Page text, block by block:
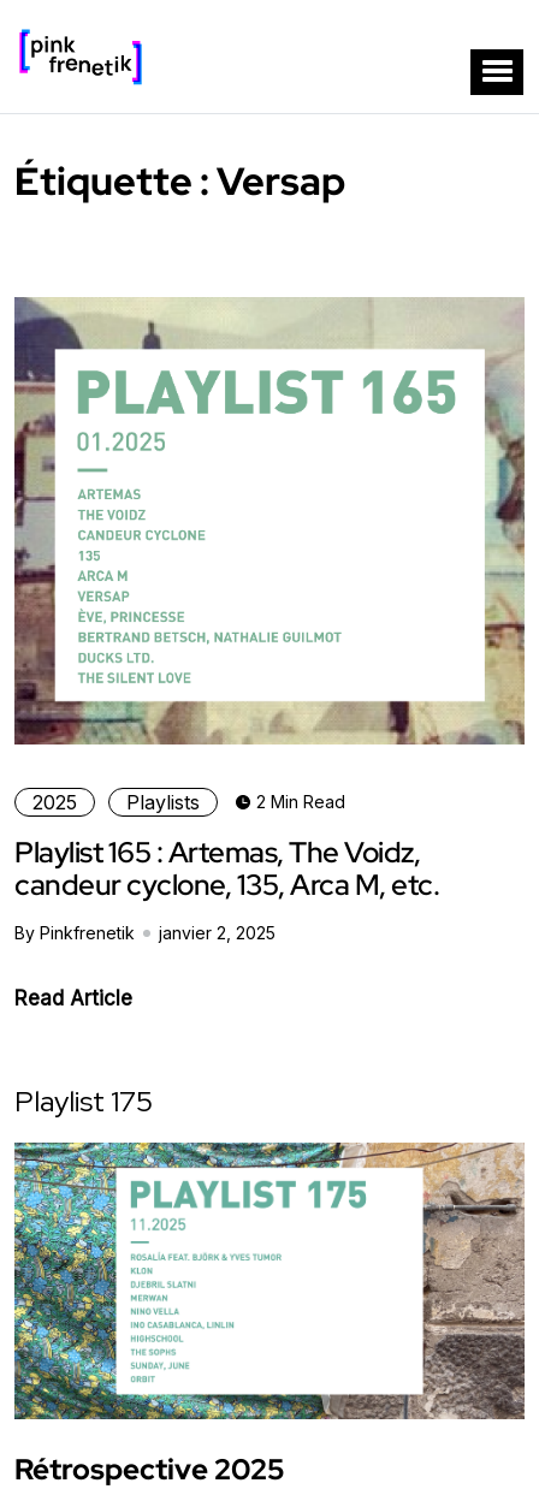
Étiquette :Versap
2025 Playlists 2 Min Read
Playlist 165 : Artemas, The Voidz,
candeur cyclone, 135, Arca M, etc.
By Pinkfrenetik janvier 2, 2025
Read Article
Playlist 175
Rétrospective 2025